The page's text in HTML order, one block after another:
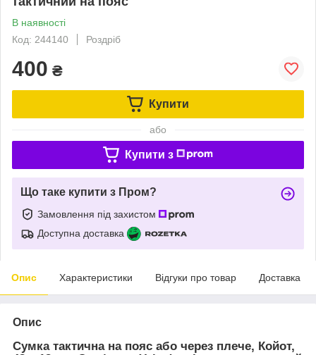
В наявності
Код: 244140
Роздріб
400 ₴
Купити
або
Купити з
Що таке купити з Пром?
Замовлення під захистом
Доступна доставка
Опис Характеристики Відгуки про товар Доставка
Опис
Сумка тактична на пояс або через плече, Койот,